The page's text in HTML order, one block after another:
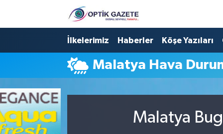
İlkelerimiz Haberler Köşe Yazıları
Malatya Hava
Malatya
Nöbetçi Eczaneler
Hava Durumu
İstanbul Namaz Vakitleri
Trafik Durumu